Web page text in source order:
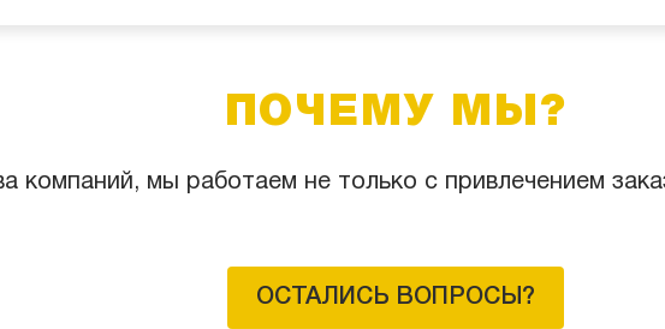
ПОЧЕМУ МЫ?
компаний, мы работаем не только с привлечением
ОСТАЛИСЬ ВОПРОСЫ?